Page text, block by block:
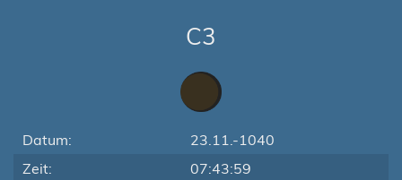
C3
Datum:
23.11.-1040
Zeit:
07:43:59